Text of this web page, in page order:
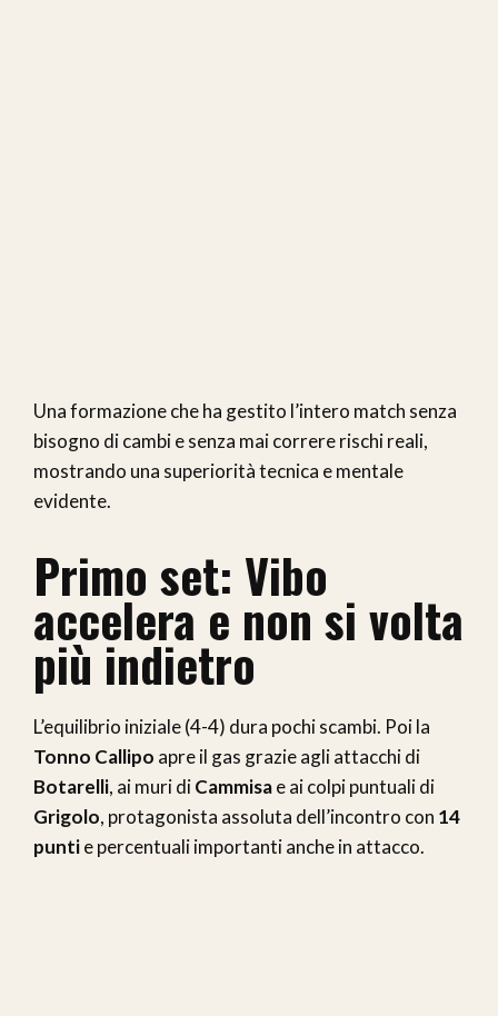
Una formazione che ha gestito l’intero match senza
bisogno di cambi e senza mai correre rischi reali,
mostrando una superiorità tecnica e mentale
evidente.
Primo set: Vibo
accelera e non si volta
più indietro
L’equilibrio iniziale (4-4) dura pochi scambi. Poi la
Tonno Callipo apre il gas grazie agli attacchi di
Botarelli, ai muri diCammisae ai colpi puntuali di
Grigolo, protagonista assoluta dell’incontro con 14
puntie percentuali importanti anche in attacco.